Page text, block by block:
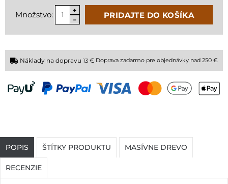
Množstvo: PRIDAJTE DO KOŠÍKA
Náklady na dopravu 13 € Doprava zadarmo pre objednávky nad 250 €
POPIS ŠTÍTKY PRODUKTU MASÍVNE DREVO
RECENZIE